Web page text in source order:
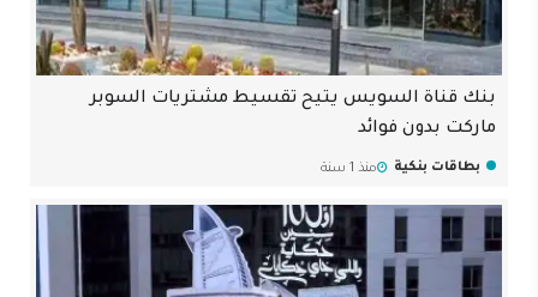
بنك قناة السويس يتيح تقسيط مشتريات السوبر
ماركت بدون فوائد
بطاقات بنكية منذ 1 سنة